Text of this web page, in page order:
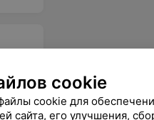
cookie
cookie для
сайта, его улучшения,